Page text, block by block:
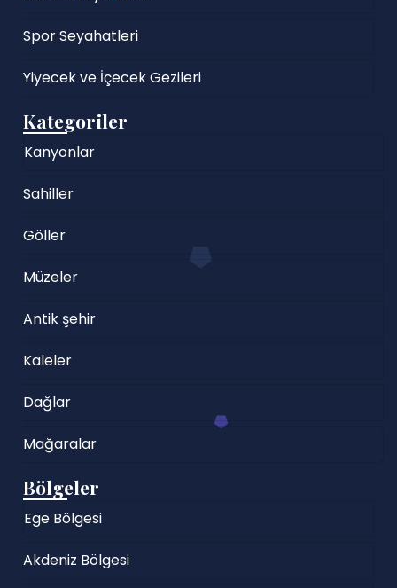
Spor Seyahatleri
Yiyecek ve İçecek Gezileri
Kategoriler
Kanyonlar
Sahiller
Göller
Müzeler
Antik şehir
Kaleler
Dağlar
Mağaralar
Bölgeler
Ege Bölgesi
Akdeniz Bölgesi